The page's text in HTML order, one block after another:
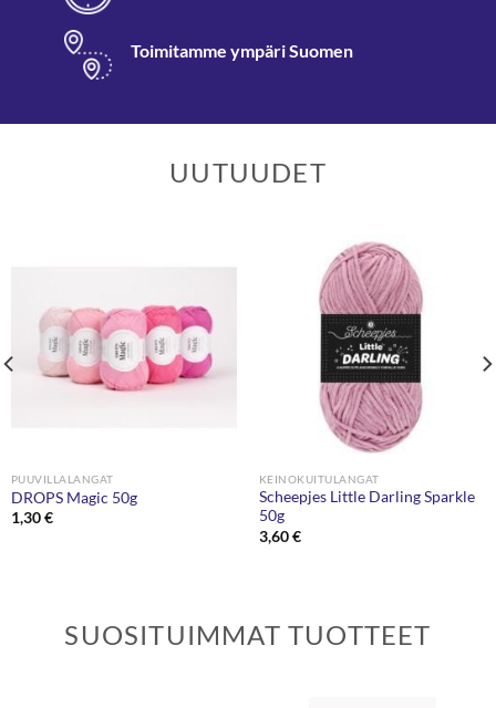
Toimitamme ympäri Suomen
UUTUUDET
PUUVILLALANGAT
DROPS Magic 50g
1,30€
KEINOKUITULANGAT
Scheepjes Little Darling Sparkle
50g
3,60€
SUOSITUIMMAT TUOTTEET